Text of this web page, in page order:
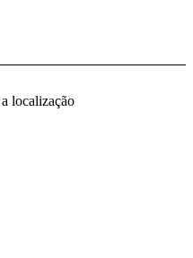
localização